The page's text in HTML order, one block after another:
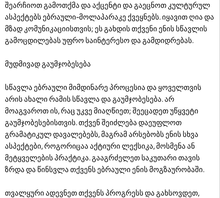
შეარჩიოთ გამოთქმა და აქცენტი და გაეცნოთ კულტურულ
ასპექტებს ებრაული-მოლაპარაკე ქვეყნებს. იყავით ღია და
მზად კომუნიკაციისთვის; ეს გახდის თქვენი ენის სწავლის
გამოცდილებას უფრო საინტერესო და გამდიდრებას.
მუდმივად გაუმჯობესება
სწავლა ებრაული მიმდინარე პროცესია და ყოველთვის
არის ახალი რამის სწავლა და გაუმჯობესება. არ
მოაგვაროთ ის, რაც უკვე მიაღწიეთ; შეეცადეთ უწყვეტი
გაუმჯობესებისთვის. თქვენ შეიძლება დაეუფლოთ
გრამატიკულ დავალებებს, მაგრამ არსებობს ენის სხვა
ასპექტები, როგორიცაა აქტიური ლექსიკა, მოსმენა ან
მეტყველების პრაქტიკა. გააგრძელეთ საკუთარი თავის
ზრდა და წინსვლა თქვენს ებრაული ენის მოგზაურობაში.
თვალყური ადევნეთ თქვენს პროგრესს და გახსოვდეთ,